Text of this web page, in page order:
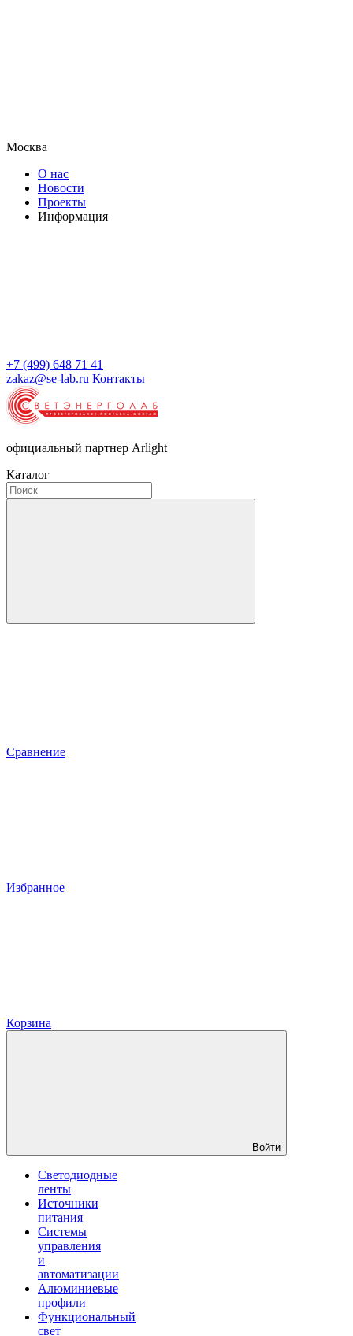
Москва
О нас
Новости
Проекты
Информация
+7 (499) 648 71 41
zakaz@se-lab.ru Контакты
официальный партнер Arlight
Каталог
Сравнение
Избранное
Корзина
Войти
Светодиодные
ленты
Источники
питания
Системы
управления
и
автоматизации
Алюминиевые
профили
Функциональный
свет